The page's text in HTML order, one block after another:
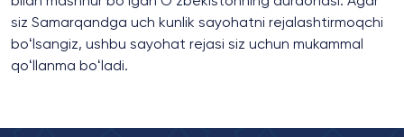
siz Samarqandga uch kunlik sayohatni rejalashtirmoqchi
boʻlsangiz, ushbu sayohat rejasi siz uchun mukammal
qoʻllanma boʻladi.